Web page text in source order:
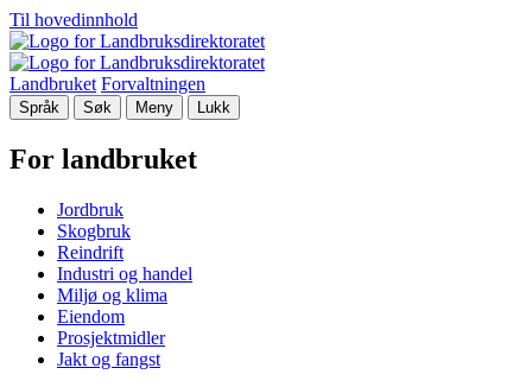
Til hovedinnhold
Landbruket Forvaltningen
Språk Søk Meny Lukk
For landbruket
Jordbruk
Skogbruk
Reindrift
Industri og handel
Miljø og klima
Eiendom
Prosjektmidler
Jakt og fangst